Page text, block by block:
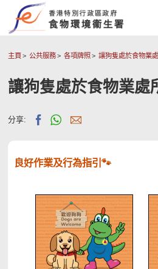
主頁 公共服務 各項牌照 讓狗隻處於食物業
讓狗隻處於食物業處
分享:
良好作業及行為指引🐾